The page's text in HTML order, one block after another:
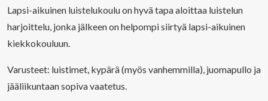
Lapsi-aikuinen luistelukoulu on hyvä tapa aloittaa luistelun
harjoittelu, jonka jälkeen on helpompi siirtyä lapsi-aikuinen
kiekkokouluun.
Varusteet: luistimet, kypärä (myös vanhemmilla), juomapullo ja
jääliikuntaan sopiva vaatetus.